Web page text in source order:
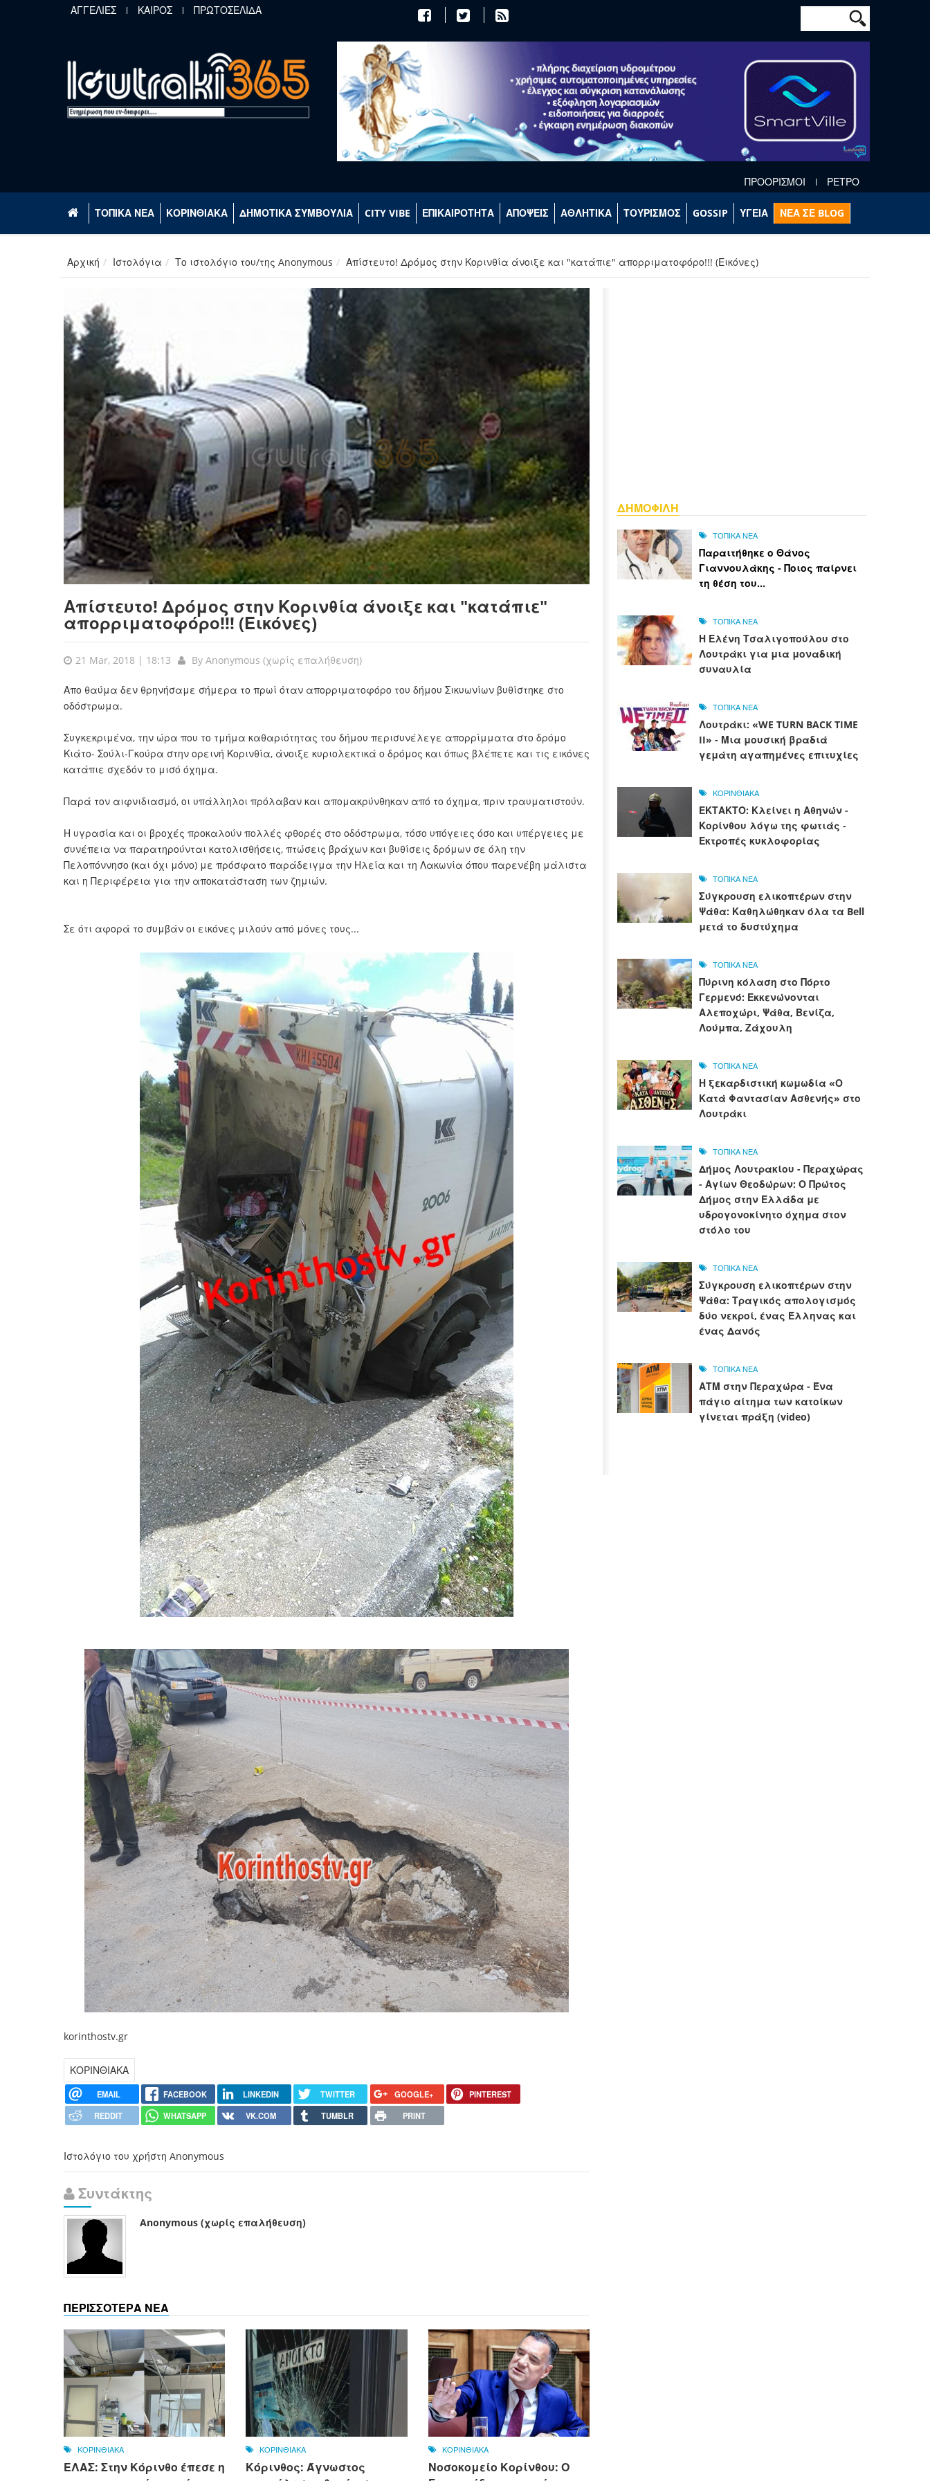
Παράκαμψη προς το κυρίως περιεχόμενο
ΑΓΓΕΛΙΕΣ ΚΑΙΡΟΣ ΠΡΩΤΟΣΕΛΙΔΑ Φόρμα
Αναζήτηση
ΠΡΟΟΡΙΣΜΟΙ ΡΕΤΡΟ
ΤΟΠΙΚΑ ΝΕΑ ΚΟΡΙΝΘΙΑΚΑ ΔΗΜΟΤΙΚΑ ΣΥΜΒΟΥΛΙΑ CITY VIBE ΕΠΙΚΑΙΡΟΤΗΤΑ ΑΠΟΨΕΙΣ ΑΘΛΗΤΙΚΑ ΤΟΥΡΙΣΜΟΣ GOSSIP ΥΓΕΙΑ ΝΕΑ ΣΕ BLOG
Αρχική Ιστολόγια Το ιστολόγιο του/της Anonymous Απίστευτο! Δρόμος στην Κορινθία άνοιξε και "κατάπιε" απορριματοφόρο!!! (Εικόνες)
Απίστευτο! Δρόμος στην Κορινθία άνοιξε και "κατάπιε"
απορριματοφόρο!!! (Εικόνες)
21 Mar, 2018 | 18:13 By Anonymous (χωρίς επαλήθευση)
Απο θαύμα δεν θρηνήσαμε σήμερα το πρωί όταν απορριματοφόρο του δήμου Σικυωνίων βυθίστηκε στο
οδόστρωμα.
Συγκεκριμένα, την ώρα που το τμήμα καθαριότητας του δήμου περισυνέλεγε απορρίμματα στο δρόμο
Κιάτο- Σούλι-Γκούρα στην ορεινή Κορινθία, άνοιξε κυριολεκτικά ο δρόμος και όπως βλέπετε και τις εικόνες
κατάπιε σχεδόν το μισό όχημα.
Παρά τον αιφνιδιασμό, οι υπάλληλοι πρόλαβαν και απομακρύνθηκαν από το όχημα, πριν τραυματιστούν.
Η υγρασία και οι βροχές προκαλούν πολλές φθορές στο οδόστρωμα, τόσο υπόγειες όσο και υπέργειες με
συνέπεια να παρατηρούνται κατολισθήσεις, πτώσεις βράχων και βυθίσεις δρόμων σε όλη την
Πελοπόννησο (και όχι μόνο) με πρόσφατο παράδειγμα την Ηλεία και τη Λακωνία όπου παρενέβη μάλιστα
και η Περιφέρεια για την αποκατάσταση των ζημιών.
Σε ότι αφορά το συμβάν οι εικόνες μιλούν από μόνες τους...
korinthostv.gr
ΚΟΡΙΝΘΙΑΚΑ
EMAIL FACEBOOK LINKEDIN TWITTER GOOGLE+
PINTEREST
REDDIT
WHATSAPP VK.COM TUMBLR PRINT
Ιστολόγιο του χρήστη Anonymous
Συντάκτης
Anonymous (χωρίς επαλήθευση)
ΠΕΡΙΣΣΟΤΕΡΑ ΝΕΑ
ΚΟΡΙΝΘΙΑΚΑ
ΕΛΑΣ: Στην Κόρινθο έπεσε η
ΚΟΡΙΝΘΙΑΚΑ
Κόρινθος: Άγνωστος
ΚΟΡΙΝΘΙΑΚΑ
Νοσοκομείο Κορίνθου: Ο
ΔΗΜΟΦΙΛΗ
ΤΟΠΙΚΑ ΝΕΑ
Παραιτήθηκε ο Θάνος
Γιαννουλάκης - Ποιος παίρνει
τη θέση του...
ΤΟΠΙΚΑ ΝΕΑ
Η Ελένη Τσαλιγοπούλου στο
Λουτράκι για μια μοναδική
συναυλία
ΤΟΠΙΚΑ ΝΕΑ
Λουτράκι: «WE TURN BACK TIME
II» - Μια μουσική βραδιά
γεμάτη αγαπημένες επιτυχίες
ΚΟΡΙΝΘΙΑΚΑ
ΕΚΤΑΚΤΟ: Κλείνει η Αθηνών -
Κορίνθου λόγω της φωτιάς -
Εκτροπές κυκλοφορίας
ΤΟΠΙΚΑ ΝΕΑ
Σύγκρουση ελικοπτέρων στην
Ψάθα: Καθηλώθηκαν όλα τα Bell
μετά το δυστύχημα
ΤΟΠΙΚΑ ΝΕΑ
Πύρινη κόλαση στο Πόρτο
Γερμενό: Εκκενώνονται
Αλεποχώρι, Ψάθα, Βενίζα,
Λούμπα, Ζάχουλη
ΤΟΠΙΚΑ ΝΕΑ
Η ξεκαρδιστική κωμωδία «Ο
Κατά Φαντασίαν Ασθενής» στο
Λουτράκι
ΤΟΠΙΚΑ ΝΕΑ
Δήμος Λουτρακίου - Περαχώρας
- Αγίων Θεοδώρων: Ο Πρώτος
Δήμος στην Ελλάδα με
υδρογονοκίνητο όχημα στον
στόλο του
ΤΟΠΙΚΑ ΝΕΑ
Σύγκρουση ελικοπτέρων στην
Ψάθα: Τραγικός απολογισμός
δύο νεκροί, ένας Έλληνας και
ένας Δανός
ΤΟΠΙΚΑ ΝΕΑ
ΑΤΜ στην Περαχώρα - Ένα
πάγιο αίτημα των κατοίκων
γίνεται πράξη (video)